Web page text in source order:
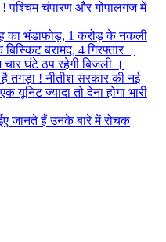
चंपारण और गोपालगंज में
का भंडाफोड़, 1 करोड़ के नकली
बरामद, 4 गिरफ्तार ।
घंटे ठप रहेगी बिजली ।
है तगड़ा ! नीतीश सरकार की नई
ज्यादा तो देना होगा भारी
जानते हैं उनके बारे में रोचक